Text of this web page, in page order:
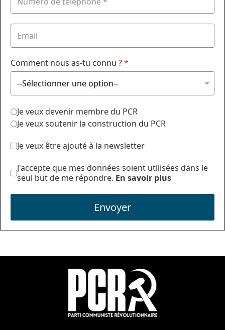
Comment nous as-tu connu ?*
Je veux devenir membre du PCR
Je veux soutenir la construction du PCR
Je veux être ajouté à la newsletter
J'accepte que mes données soient utilisées dans le
seul but de me répondre. En savoir plus
Envoyer